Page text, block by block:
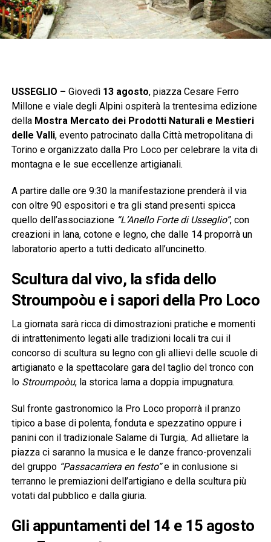
USSEGLIO – Giovedì 13 agosto, piazza Cesare Ferro
Millone e viale degli Alpini ospiterà la trentesima edizione
della Mostra Mercato dei Prodotti Naturali e Mestieri
delle Valli, evento patrocinato dalla Città metropolitana di
Torino e organizzato dalla Pro Loco per celebrare la vita di
montagna e le sue eccellenze artigianali.
A partire dalle ore 9:30 la manifestazione prenderà il via
con oltre 90 espositori e tra gli stand presenti spicca
quello dell’associazione “L’Anello Forte di Usseglio”, con
creazioni in lana, cotone e legno, che dalle 14 proporrà un
laboratorio aperto a tutti dedicato all’uncinetto.
Scultura dal vivo, la sfida dello
Stroumpoòu e i sapori della Pro Loco
La giornata sarà ricca di dimostrazioni pratiche e momenti
di intrattenimento legati alle tradizioni locali tra cui il
concorso di scultura su legno con gli allievi delle scuole di
artigianato e la spettacolare gara del taglio del tronco con
lo Stroumpoòu, la storica lama a doppia impugnatura.
Sul fronte gastronomico la Pro Loco proporrà il pranzo
tipico a base di polenta, fonduta e spezzatino oppure i
panini con il tradizionale Salame di Turgia,. Ad allietare la
piazza ci saranno la musica e le danze franco-provenzali
del gruppo “Passacarriera en festo”e in conlusione si
terranno le premiazioni dell’artigiano e della scultura più
votati dal pubblico e dalla giuria.
Gli appuntamenti del 14 e 15 agosto